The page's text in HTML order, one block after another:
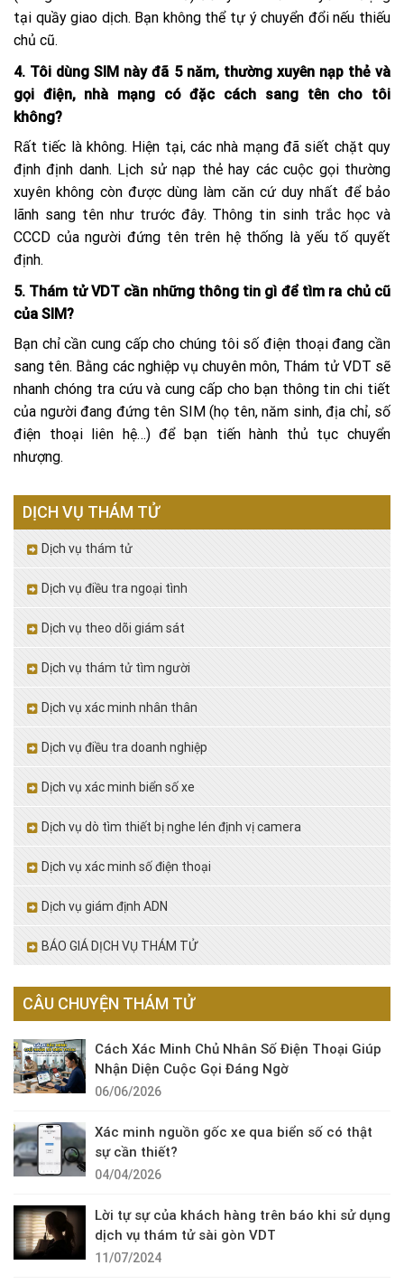
tại quầy giao dịch. Bạn không thể tự ý chuyển đổi nếu thiếu
chủ cũ.
4. Tôi dùng SIM này đã 5 năm, thường xuyên nạp thẻ và
gọi điện, nhà mạng có đặc cách sang tên cho tôi
không?
Rất tiếc là không. Hiện tại, các nhà mạng đã siết chặt quy
định định danh. Lịch sử nạp thẻ hay các cuộc gọi thường
xuyên không còn được dùng làm căn cứ duy nhất để bảo
lãnh sang tên như trước đây. Thông tin sinh trắc học và
CCCD của người đứng tên trên hệ thống là yếu tố quyết
định.
5. Thám tử VDT cần những thông tin gì để tìm ra chủ cũ
của SIM?
Bạn chỉ cần cung cấp cho chúng tôi số điện thoại đang cần
sang tên. Bằng các nghiệp vụ chuyên môn, Thám tử VDT sẽ
nhanh chóng tra cứu và cung cấp cho bạn thông tin chi tiết
của người đang đứng tên SIM (họ tên, năm sinh, địa chỉ, số
điện thoại liên hệ…) để bạn tiến hành thủ tục chuyển
nhượng.
DỊCH VỤ THÁM TỬ
Dịch vụ thám tử
Dịch vụ điều tra ngoại tình
Dịch vụ theo dõi giám sát
Dịch vụ thám tử tìm người
Dịch vụ xác minh nhân thân
Dịch vụ điều tra doanh nghiệp
Dịch vụ xác minh biển số xe
Dịch vụ dò tìm thiết bị nghe lén định vị camera
Dịch vụ xác minh số điện thoại
Dịch vụ giám định ADN
BÁO GIÁ DỊCH VỤ THÁM TỬ
CÂU CHUYỆN THÁM TỬ
Cách Xác Minh Chủ Nhân Số Điện Thoại Giúp
Nhận Diện Cuộc Gọi Đáng Ngờ
06/06/2026
Xác minh nguồn gốc xe qua biển số có thật
sự cần thiết?
04/04/2026
Lời tự sự của khách hàng trên báo khi sử dụng
dịch vụ thám tử sài gòn VDT
11/07/2024